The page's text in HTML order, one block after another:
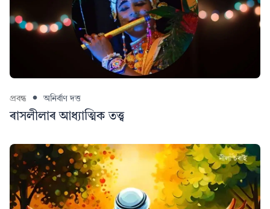
প্ৰবন্ধ অনিৰ্বাণ দত্ত
ৰাসলীলাৰ আধ্যাত্মিক তত্ত্ব